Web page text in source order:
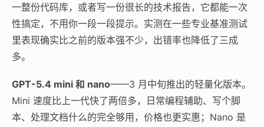
一整份代码库，或者写一份很长的技术报告，它都能一次
性搞定，不用你一段一段提示。实测在一些专业基准测试
里表现确实比之前的版本强不少，出错率也降低了三成
多。
GPT-5.4 mini 和 nano——3 月中旬推出的轻量化版本。
Mini 速度比上一代快了两倍多，日常编程辅助、写个脚
本、处理文档什么的完全够用，价格也更实惠；Nano 是